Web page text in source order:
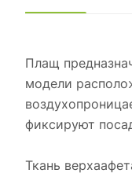
Плащ
модели
фиксируют
Ткань